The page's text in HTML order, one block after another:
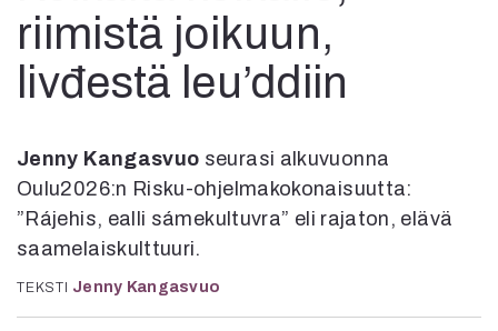
In English
Esitystaide
Arkisto
Lehdet
4/2026
2–3/2026
5/2025 saame
5/2025
riimistä joikuun,
livđestä leu’ddiin
Jenny Kangasvuo seurasi alkuvuonna
Oulu2026:n Risku-ohjelmakokonaisuutta:
”Rájehis, ealli sámekultuvra” eli rajaton, elävä
saamelaiskulttuuri.
TEKSTI Jenny Kangasvuo